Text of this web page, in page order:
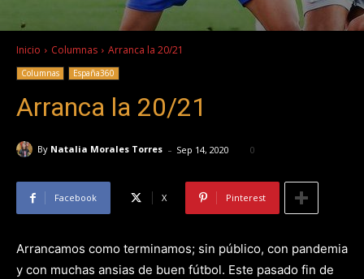
Inicio Columnas Arranca la 20/21
Columnas España360
Arranca la 20/21
By Natalia Morales Torres - Sep 14, 2020 0
Facebook X Pinterest
Arrancamos como terminamos; sin público, con pandemia
y con muchas ansias de buen fútbol. Este pasado fin de